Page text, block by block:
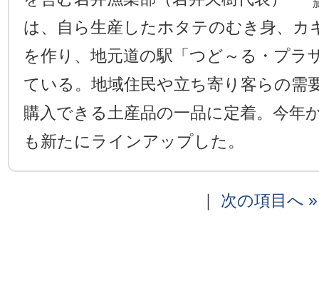
は、自ら生産したホタテのむき身、カ
を作り、地元道の駅「つど～る・プラ
ている。地域住民や立ち寄り客らの需
購入できる土産品の一品に定着。今年
も新たにラインアップした。
｜ 次の項目へ »